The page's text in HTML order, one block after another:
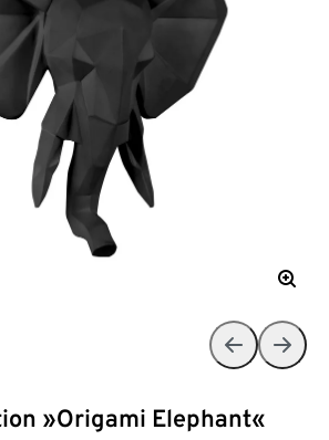
»Origami Elephant«